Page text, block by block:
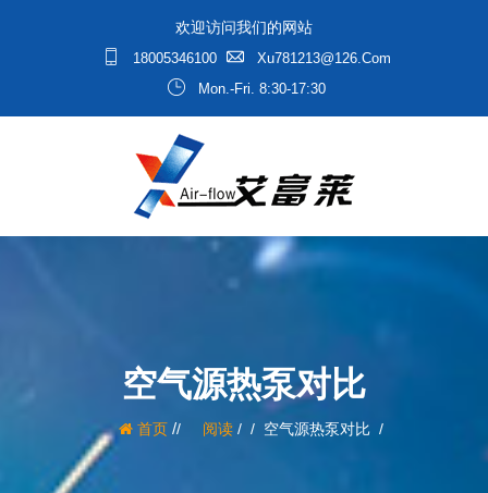
欢迎访问我们的网站
18005346100
Xu781213@126.com
Mon.-Fri. 8:30-17:30
空气源热泵对比
首页/ 阅读/ 空气源热泵对比